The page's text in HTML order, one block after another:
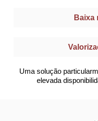
Baixa
Uma solução
elevada